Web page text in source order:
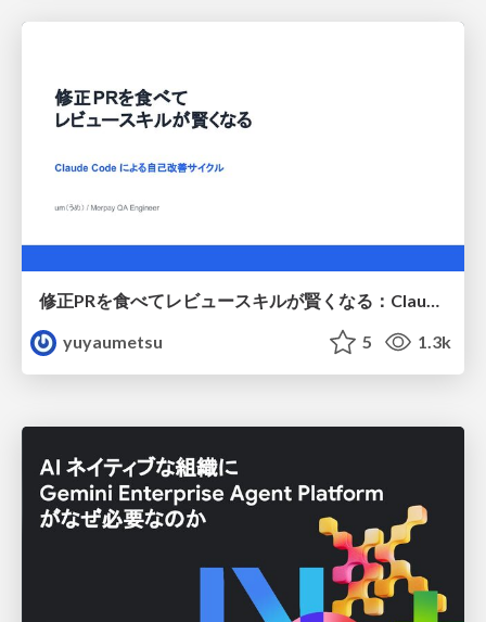
修正PRを食べてレビュースキルが賢くなる：Claude Codeによる自己改善サイクル
yuyaumetsu
5 1.3k